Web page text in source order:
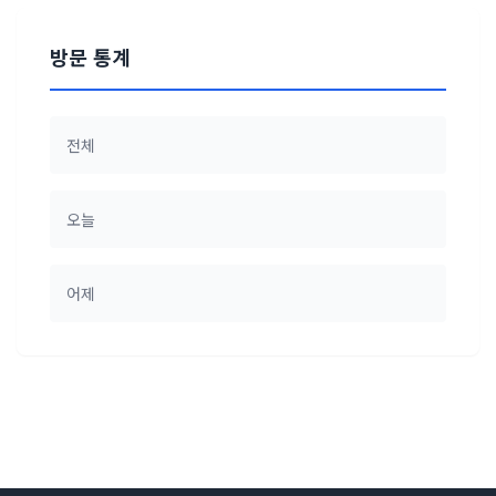
방문 통계
전체
오늘
어제